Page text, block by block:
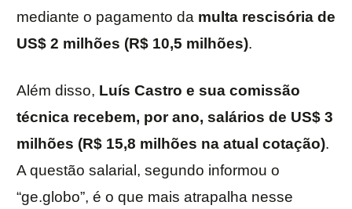
mediante o pagamento da multa rescisória de
US$ 2 milhões (R$ 10,5 milhões).
Além disso, Luís Castro e sua comissão
técnica recebem, por ano, salários de US$ 3
milhões (R$ 15,8 milhões na atual cotação).
A questão salarial, segundo informou o
“ge.globo”, é o que mais atrapalha nesse